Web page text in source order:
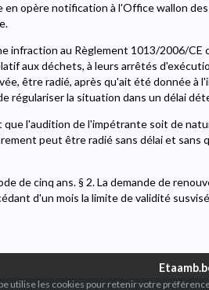
opère notification à l'Office wallon
infraction au Règlement 1013/2006/CE
aux déchets, à leurs arrêtés
être radié, après qu'ait été donnée à
régulariser la situation dans un délai
l'audition de l'impétrante soit de
peut être radié sans délai et sans
de cinq ans. § 2. La demande de
d'un mois la limite de validité
utilise les cookies pour retenir votre